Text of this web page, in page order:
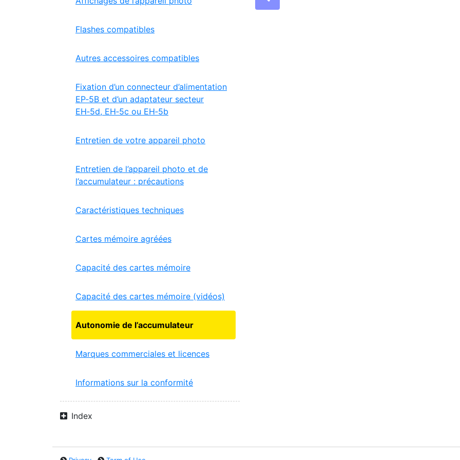
Flashes compatibles
Autres accessoires compatibles
Fixation d’un connecteur d’alimentation
EP‑5B et d’un adaptateur secteur
EH‑5d, EH‑5c ou EH‑5b
Entretien de votre appareil photo
Entretien de l’appareil photo et de
l’accumulateur : précautions
Caractéristiques techniques
Cartes mémoire agréées
Capacité des cartes mémoire
Capacité des cartes mémoire (vidéos)
Autonomie de l’accumulateur
Marques commerciales et licences
Informations sur la conformité
Index